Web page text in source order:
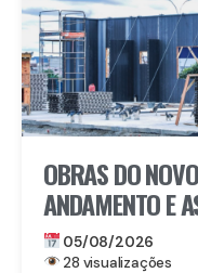
OBRAS DO
ANDAMENTO E
ESTÃO SENDO
05/08/2026
28 visualizações